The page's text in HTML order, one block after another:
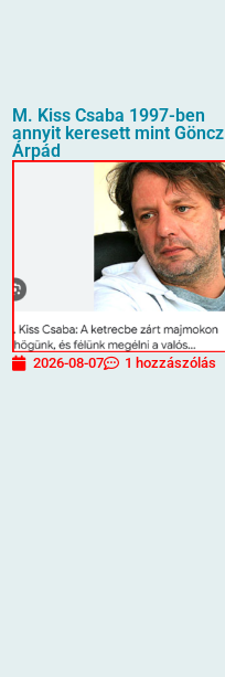
M. Kiss Csaba 1997-ben
annyit keresett mint Göncz
Árpád
2026-08-07 1 hozzászólás